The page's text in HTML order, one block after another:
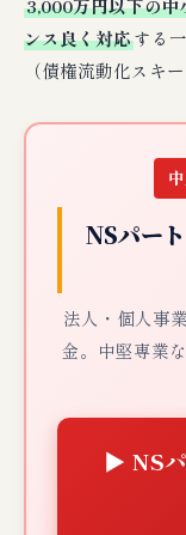
3,000万円以下の
ンス良く対応する
（債権流動化スキ
NSパー
法人・個人事
金。中堅専業
▶ NSパ